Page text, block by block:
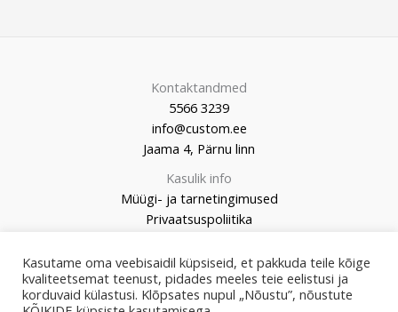
Kontaktandmed
5566 3239
info@custom.ee
Jaama 4, Pärnu linn
Kasulik info
Müügi- ja tarnetingimused
Privaatsuspoliitika
© 2026 Custom Market
Kasutame oma veebisaidil küpsiseid, et pakkuda teile kõige
kvaliteetsemat teenust, pidades meeles teie eelistusi ja
korduvaid külastusi. Klõpsates nupul „Nõustu”, nõustute